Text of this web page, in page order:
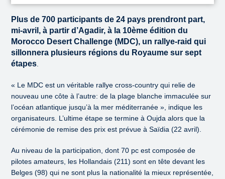
Plus de 700 participants de 24 pays prendront part,
mi-avril, à partir d’Agadir, à la 10ème édition du
Morocco Desert Challenge (MDC), un rallye-raid qui
sillonnera plusieurs régions du Royaume sur sept
étapes.
« Le MDC est un véritable rallye cross-country qui relie de
nouveau une côte à l’autre: de la plage blanche immaculée sur
l’océan atlantique jusqu’à la mer méditerranée », indique les
organisateurs. L’ultime étape se termine à Oujda alors que la
cérémonie de remise des prix est prévue à Saïdia (22 avril).
Au niveau de la participation, dont 70 pc est composée de
pilotes amateurs, les Hollandais (211) sont en tête devant les
Belges (98) qui ne sont plus la nationalité la mieux représentée,